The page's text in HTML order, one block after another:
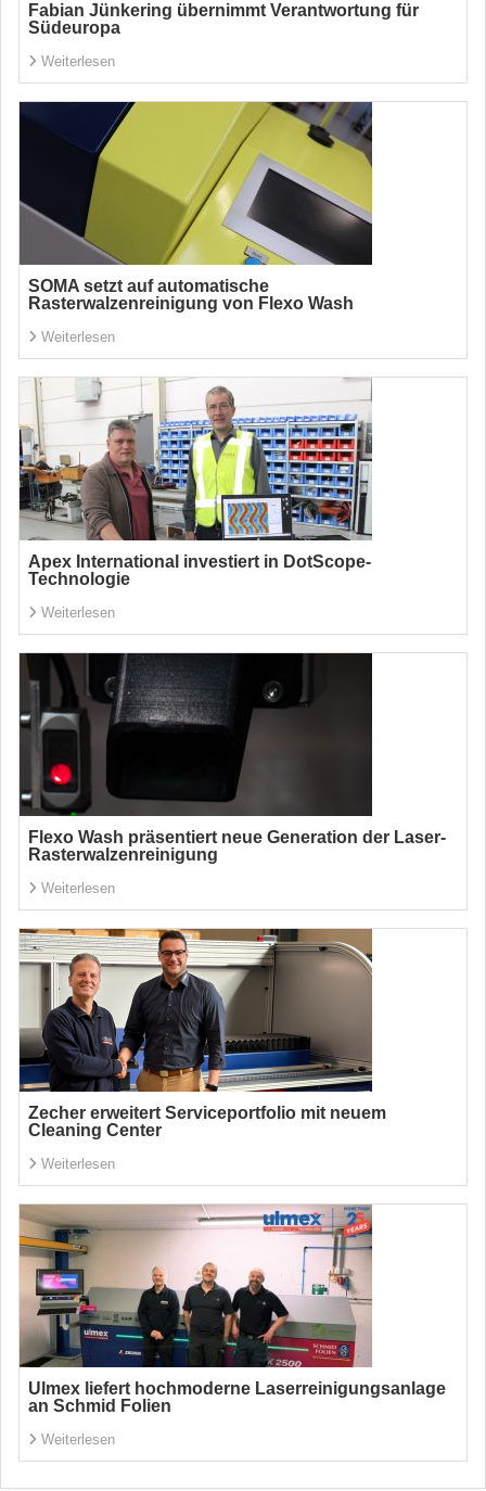
Fabian Jünkering übernimmt Verantwortung für
Südeuropa
Weiterlesen
SOMA setzt auf automatische
Rasterwalzenreinigung von Flexo Wash
Weiterlesen
Apex International investiert in DotScope-
Technologie
Weiterlesen
Flexo Wash präsentiert neue Generation der Laser-
Rasterwalzenreinigung
Weiterlesen
Zecher erweitert Serviceportfolio mit neuem
Cleaning Center
Weiterlesen
Ulmex liefert hochmoderne Laserreinigungsanlage
an Schmid Folien
Weiterlesen